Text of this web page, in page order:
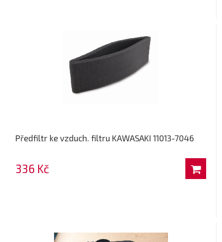
Předfiltr ke vzduch. filtru KAWASAKI 11013-7046
336 Kč